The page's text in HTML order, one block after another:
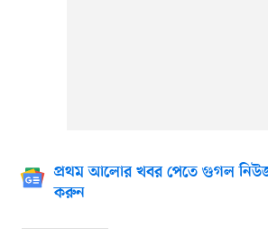
প্রথম আলোর খবর পেতে গুগল
করুন